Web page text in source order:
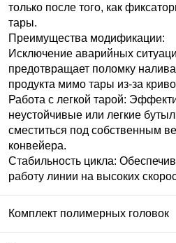
только после того, как
тары.
Преимущества модификации:
Исключение аварийных
предотвращает поломку
продукта мимо тары из-за
Работа с легкой тарой:
неустойчивые или легкие
сместиться под собственным
конвейера.
Стабильность цикла:
работу линии на высоких
Комплект полимерных головок